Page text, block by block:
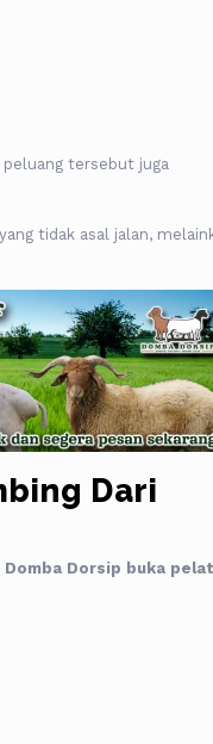
peluang tersebut juga
tidak asal jalan,
Dari
Domba Dorsip buka